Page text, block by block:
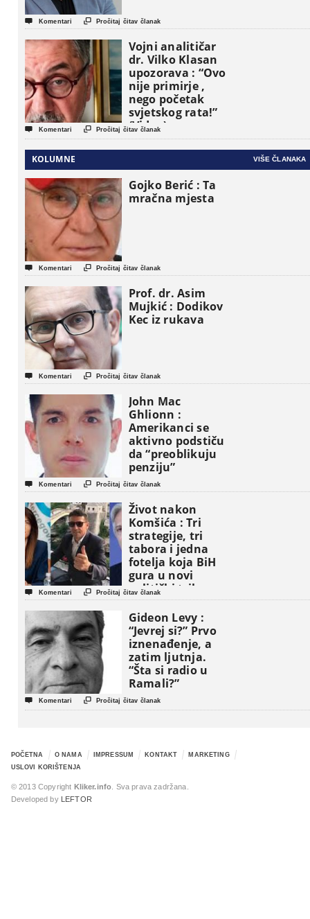
 Komentari  Pročitaj čitav članak
Vojni analitičar
dr. Vilko Klasan
upozorava : “Ovo
nije primirje ,
nego početak
svjetskog rata!”
(Video)
 Komentari  Pročitaj čitav članak
KOLUMNE VIŠE ČLANAKA
Gojko Berić : Ta
mračna mjesta
 Komentari  Pročitaj čitav članak
Prof. dr. Asim
Mujkić : Dodikov
Kec iz rukava
 Komentari  Pročitaj čitav članak
John Mac
Ghlionn :
Amerikanci se
aktivno podstiču
da “preoblikuju
penziju”
 Komentari  Pročitaj čitav članak
Život nakon
Komšića : Tri
strategije, tri
tabora i jedna
fotelja koja BiH
gura u novi
politički triler
 Komentari  Pročitaj čitav članak
Gideon Levy :
“Jevrej si?” Prvo
iznenađenje, a
zatim ljutnja.
“Šta si radio u
Ramali?”
 Komentari  Pročitaj čitav članak
POČETNA O NAMA IMPRESSUM KONTAKT
MARKETING
USLOVI KORIŠTENJA
© 2013 Copyright Kliker.info . Sva prava zadržana.
Developed by
LEFTOR